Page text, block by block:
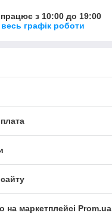
з 10:00 до 19:00
графік роботи
на маркетплейсі Prom.ua